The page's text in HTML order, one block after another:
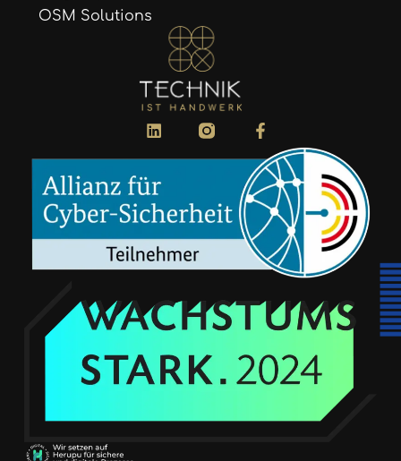
OSM Solutions